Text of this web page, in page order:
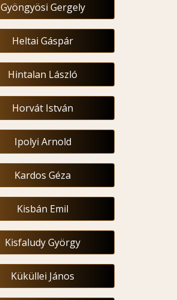
Gyöngyösi Gergely
Heltai Gáspár
Hintalan László
Horvát István
Ipolyi Arnold
Kardos Géza
Kisbán Emil
Kisfaludy György
Küküllei János